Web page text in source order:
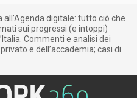
digitale: tutto ciò che
sui progressi (e intoppi)
Commenti e analisi dei
e dell’accademia; casi di